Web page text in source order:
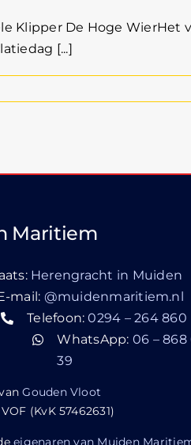
Klipper De Hoge WierHet
[...]
Maritiem
Herengracht in Muiden
mail: @muidenmaritiem.nl
Telefoon:0294 – 264 860
WhatsApp: 06 – 868
39
Gouden Vloot
(KvK 57462631)
eigenaren van Muiden